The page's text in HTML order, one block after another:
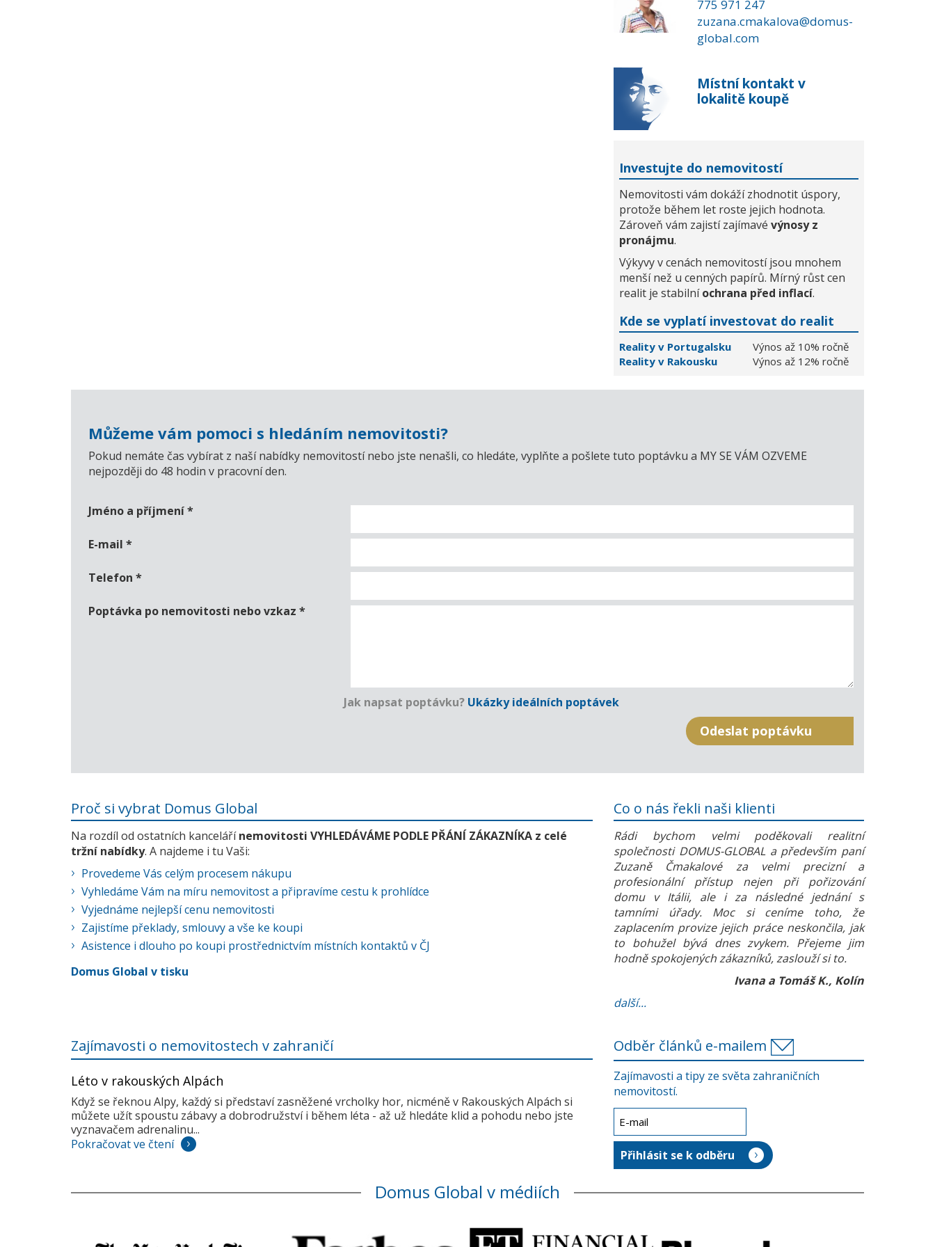
775 971 247
zuzana.cmakalova@domus-
global.com
Místní kontakt v
lokalitě koupě
Investujte do nemovitostí
Nemovitosti vám dokáží zhodnotit úspory,
protože během let roste jejich hodnota.
Zároveň vám zajistí zajímavé výnosy z
pronájmu.
Výkyvy v cenách nemovitostí jsou mnohem
menší než u cenných papírů. Mírný růst cen
realit je stabilníochrana před inflací.
Kde se vyplatí investovat do realit
Reality v Portugalsku
Výnos až 10% ročně
Reality v Rakousku
Výnos až 12% ročně
Můžeme vám pomoci s hledáním nemovitosti?
Pokud nemáte čas vybírat z naší nabídky nemovitostí nebo jste nenašli, co hledáte, vyplňte a pošlete tuto poptávku a MY SE VÁM OZVEME
nejpozději do 48 hodin v pracovní den.
Jméno a příjmení*
E-mail *
Telefon *
Poptávka po nemovitosti nebo vzkaz *
Jak napsat poptávku? Ukázky ideálních poptávek
Proč si vybrat Domus Global
Na rozdíl od ostatních kancelářínemovitosti VYHLEDÁVÁME PODLE PŘÁNÍ ZÁKAZNÍKA z celé
tržní nabídky. A najdeme i tu Vaši:
Provedeme Vás celým procesem nákupu
Vyhledáme Vám na míru nemovitost a připravíme cestu k prohlídce
Vyjednáme nejlepší cenu nemovitosti
Zajistíme překlady, smlouvy a vše ke koupi
Asistence i dlouho po koupi prostřednictvím místních kontaktů v ČJ
Domus Global v tisku
Co o nás řekli naši klienti
Rádi bychom velmi poděkovali realitní
společnosti DOMUS-GLOBAL a především paní
Zuzaně Čmakalové za velmi precizní a
profesionální přístup nejen při pořizování
domu v Itálii, ale i za následné jednání s
tamními úřady. Moc si ceníme toho, že
zaplacením provize jejich práce neskončila, jak
to bohužel bývá dnes zvykem. Přejeme jim
hodně spokojených zákazníků, zaslouží si to.
Ivana a Tomáš K., Kolín
další...
Zajímavosti o nemovitostech v zahraničí
Léto v rakouských Alpách
Když se řeknou Alpy, každý si představí zasněžené vrcholky hor, nicméně v Rakouských Alpách si
můžete užít spoustu zábavy a dobrodružství i během léta - až už hledáte klid a pohodu nebo jste
vyznavačem adrenalinu...
Pokračovat ve čtení
Odběr článků e-mailem
Zajímavosti a tipy ze světa zahraničních
nemovitostí.
Domus Global v médiích